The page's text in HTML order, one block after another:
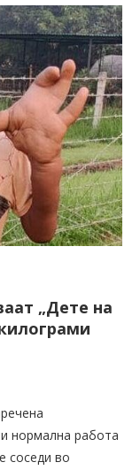
„Дете на
нормална работа
соседи во